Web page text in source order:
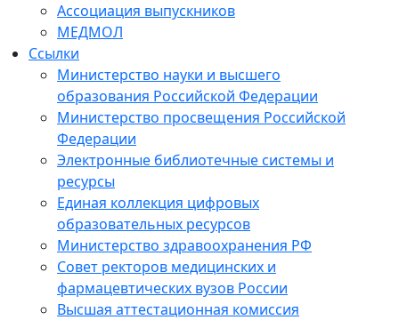
Ассоциация выпускников
МЕДМОЛ
Ссылки
Министерство науки и высшего
образования Российской Федерации
Министерство просвещения Российской
Федерации
Электронные библиотечные системы и
ресурсы
Единая коллекция цифровых
образовательных ресурсов
Министерство здравоохранения РФ
Совет ректоров медицинских и
фармацевтических вузов России
Высшая аттестационная комиссия